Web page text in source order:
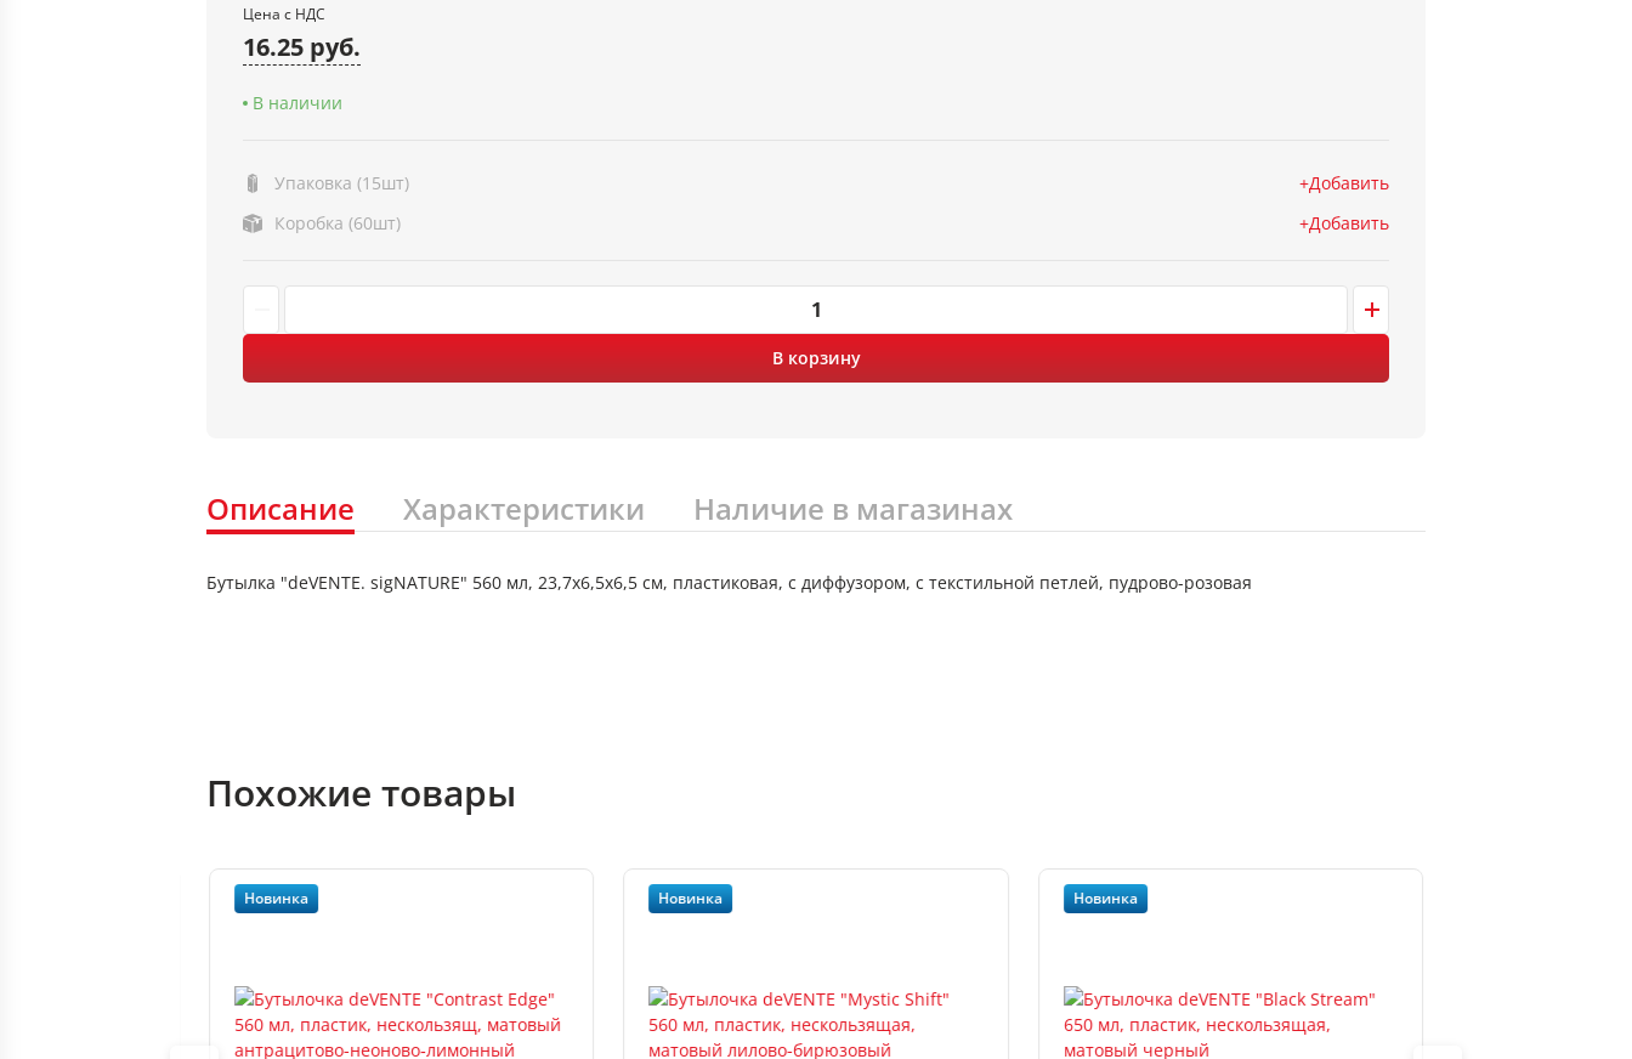
Цена с НДС
16.25 руб.
В наличии
Упаковка (15шт)
Добавить
Коробка (60шт)
Добавить
В корзину
Описание Характеристики Наличие в магазинах
Бутылка "deVENTE. sigNATURE" 560 мл, 23,7x6,5x6,5 см, пластиковая, с диффузором, с текстильной петлей, пудрово-розовая
Похожие товары
Новинка Новинка Новинка